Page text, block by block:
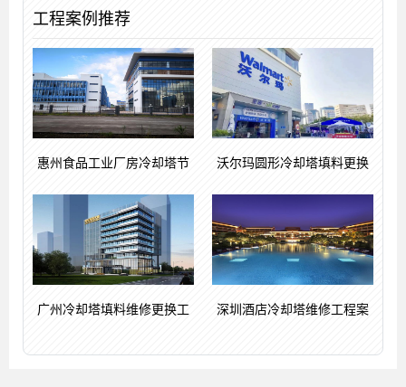
工程案例推荐
惠州食品工业厂房冷却塔节 沃尔玛圆形冷却塔填料更换
广州冷却塔填料维修更换工 深圳酒店冷却塔维修工程案